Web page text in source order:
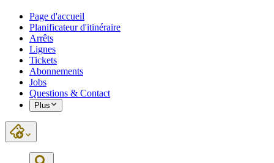
Page d'accueil
Planificateur d'itinéraire
Arrêts
Lignes
Tickets
Abonnements
Jobs
Questions & Contact
Plus